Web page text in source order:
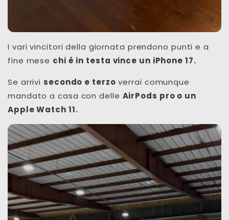
I vari vincitori della giornata prendono punti e a
fine mese chi é in testa vince un iPhone 17.
Se arrivi secondo e terzo verrai comunque
mandato a casa con delle AirPods pro o un
Apple Watch 11.